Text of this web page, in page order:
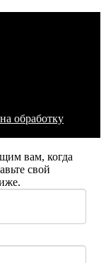
обработку
вам, когда
свой